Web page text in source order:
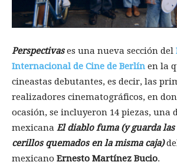
Perspectivases una nueva sección del
Internacional de Cine de Berlín en la
cineastas debutantes, es decir, las
realizadores cinematográficos, en
ocasión, se incluyeron 14 piezas, una
mexicana El diablo fuma (y guarda las
cerillos quemados en la misma caja)
mexicano Ernesto Martínez Bucio.